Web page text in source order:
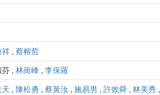
祥 , 蔡榕哲
, 林崗峰 , 李保羅
, 陳松勇 , 蔡黃汝 , 施易男 , 許效舜 , 林美秀 ,